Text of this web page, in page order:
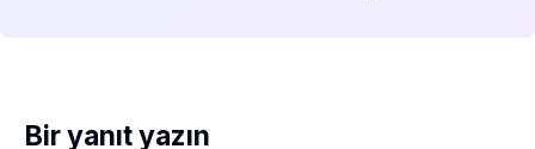
Bir yanıt yazın